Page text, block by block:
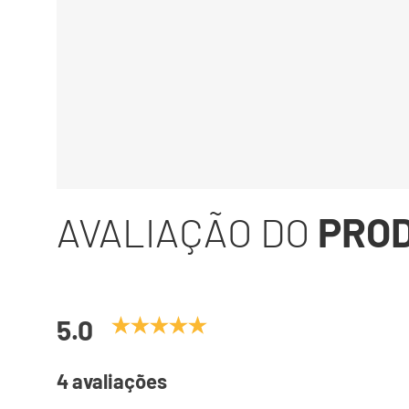
AVALIAÇÃO DO
5.0
4 avaliações